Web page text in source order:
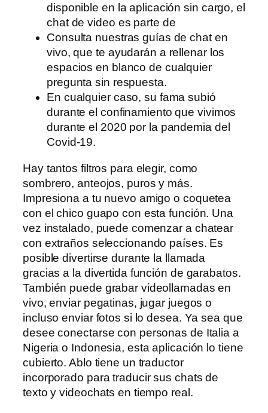
disponible en la aplicación sin cargo, el
chat de video es parte de
Consulta nuestras guías de chat en
vivo, que te ayudarán a rellenar los
espacios en blanco de cualquier
pregunta sin respuesta.
En cualquier caso, su fama subió
durante el confinamiento que vivimos
durante el 2020 por la pandemia del
Covid-19.
Hay tantos filtros para elegir, como
sombrero, anteojos, puros y más.
Impresiona a tu nuevo amigo o coquetea
con el chico guapo con esta función. Una
vez instalado, puede comenzar a chatear
con extraños seleccionando países. Es
posible divertirse durante la llamada
gracias a la divertida función de garabatos.
También puede grabar videollamadas en
vivo, enviar pegatinas, jugar juegos o
incluso enviar fotos si lo desea. Ya sea que
desee conectarse con personas de Italia a
Nigeria o Indonesia, esta aplicación lo tiene
cubierto. Ablo tiene un traductor
incorporado para traducir sus chats de
texto y videochats en tiempo real.